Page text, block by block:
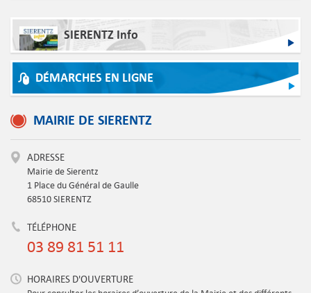
SIERENTZ Info
DÉMARCHES EN LIGNE
MAIRIE DE SIERENTZ
ADRESSE
Mairie de Sierentz
1 Place du Général de Gaulle
68510 SIERENTZ
TÉLÉPHONE
03 89 81 51 11
HORAIRES D'OUVERTURE